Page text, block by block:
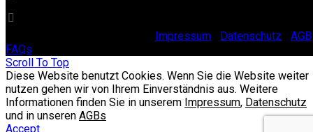
Impressum Datenschutz AGB
FAQs
Scroll To Top
Diese Website benutzt Cookies. Wenn Sie die Website weiter
nutzen gehen wir von Ihrem Einverständnis aus. Weitere
Informationen finden Sie in unserem Impressum, Datenschutz
und in unseren AGBs
Accept